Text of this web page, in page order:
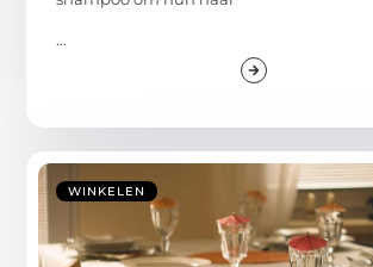
...
WINKELEN